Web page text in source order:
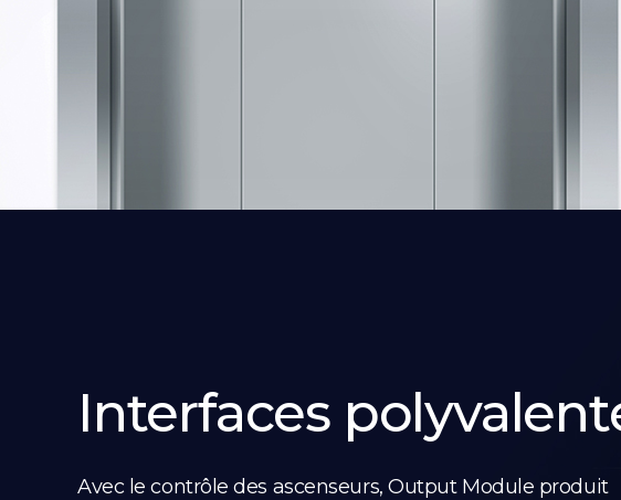
Interfaces
Avec le contrôle des ascenseurs, Output Module produit